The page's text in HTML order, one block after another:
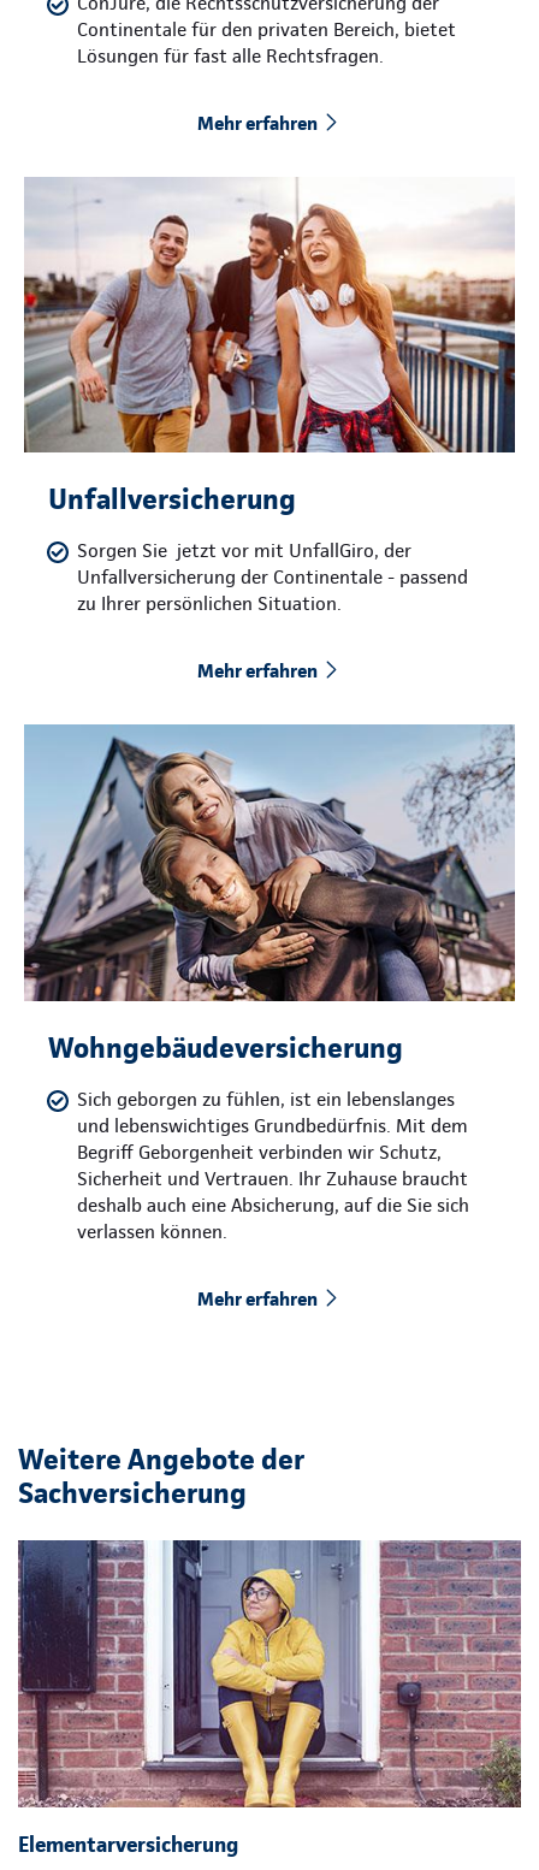
Continentale für den privaten Bereich, bietet
Lösungen für fast alle Rechtsfragen.
Mehr erfahren
Unfallversicherung
Sorgen Sie jetzt vor mit UnfallGiro, der
Unfallversicherung der Continentale - passend
zu Ihrer persönlichen Situation.
Mehr erfahren
Wohngebäudeversicherung
Sich geborgen zu fühlen, ist ein lebenslanges
und lebenswichtiges Grundbedürfnis. Mit dem
Begriff Geborgenheit verbinden wir Schutz,
Sicherheit und Vertrauen. Ihr Zuhause braucht
deshalb auch eine Absicherung, auf die Sie sich
verlassen können.
Mehr erfahren
Weitere Angebote der
Sachversicherung
Elementarversicherung